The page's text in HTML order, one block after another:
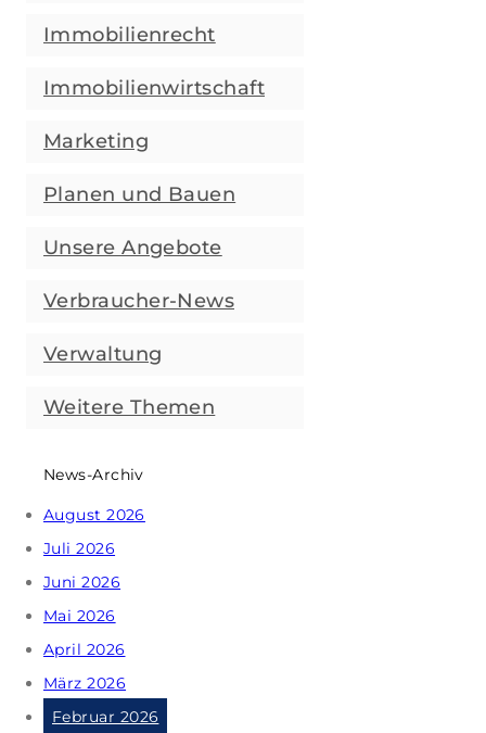
Immobilienrecht
Immobilienwirtschaft
Marketing
Planen und Bauen
Unsere Angebote
Verbraucher-News
Verwaltung
Weitere Themen
News-Archiv
August 2026
Juli 2026
Juni 2026
Mai 2026
April 2026
März 2026
Februar 2026